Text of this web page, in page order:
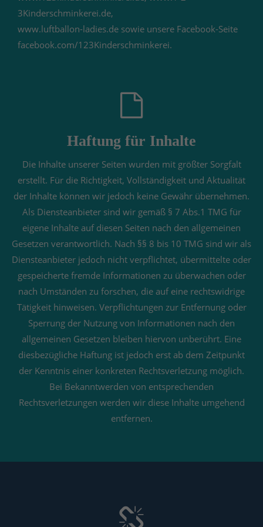
About us
Aenean commodo ligula eget dolor. Aenean massa.
parturient montes, nascetur ridiculus mus. Donec
quam felis, ultricies nec.
3Kinderschminkerei.de,
www.luftballon-ladies.de sowie unsere Facebook-Seite
facebook.com/123Kinderschminkerei.
Haftung für Inhalte
Die Inhalte unserer Seiten wurden mit größter Sorgfalt
erstellt. Für die Richtigkeit, Vollständigkeit und Aktualität
der Inhalte können wir jedoch keine Gewähr übernehmen.
Als Diensteanbieter sind wir gemäß § 7 Abs.1 TMG für
eigene Inhalte auf diesen Seiten nach den allgemeinen
Gesetzen verantwortlich. Nach §§ 8 bis 10 TMG sind wir als
Diensteanbieter jedoch nicht verpflichtet, übermittelte oder
gespeicherte fremde Informationen zu überwachen oder
nach Umständen zu forschen, die auf eine rechtswidrige
Tätigkeit hinweisen. Verpflichtungen zur Entfernung oder
Sperrung der Nutzung von Informationen nach den
allgemeinen Gesetzen bleiben hiervon unberührt. Eine
diesbezügliche Haftung ist jedoch erst ab dem Zeitpunkt
der Kenntnis einer konkreten Rechtsverletzung möglich.
Bei Bekanntwerden von entsprechenden
Rechtsverletzungen werden wir diese Inhalte umgehend
entfernen.